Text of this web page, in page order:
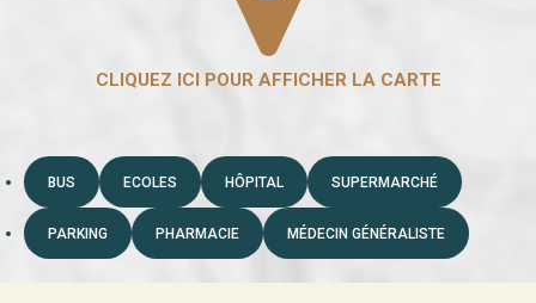
BUS ECOLES HÔPITAL SUPERMARCHÉ
PARKING PHARMACIE MÉDECIN GÉNÉRALISTE